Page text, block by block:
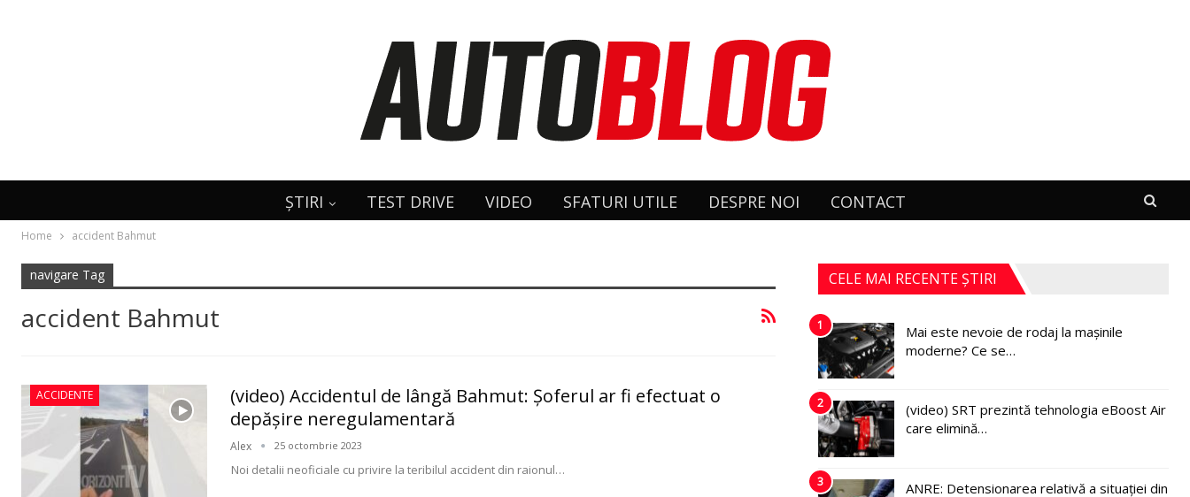
ȘTIRI TEST DRIVE VIDEO SFATURI UTILE DESPRE NOI CONTACT
Home accident Bahmut
navigare Tag
accident Bahmut
ACCIDENTE
(video) Accidentul de lângă Bahmut: Şoferul ar fi efectuat o
depăşire neregulamentară
Alex 25 octombrie 2023
Noi detalii neoficiale cu privire la teribilul accident din raionul…
CELE MAI RECENTE ȘTIRI
1
Mai este nevoie de rodaj la mașinile
moderne? Ce se…
2
(video) SRT prezintă tehnologia eBoost Air
care elimină…
3
ANRE: Detensionarea relativă a situației din